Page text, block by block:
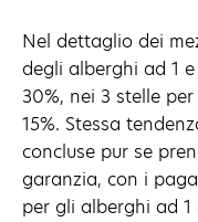
Nel dettaglio dei
degli alberghi ad 1
30%, nei 3 stelle
15%. Stessa
concluse pur se
garanzia, con i
per gli alberghi ad 1